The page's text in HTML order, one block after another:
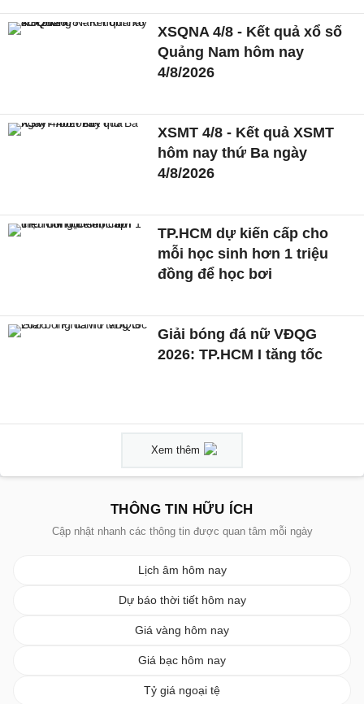
XSQNA 4/8 - Kết quả xổ số
Quảng Nam hôm nay
4/8/2026
XSMT 4/8 - Kết quả XSMT
hôm nay thứ Ba ngày
4/8/2026
TP.HCM dự kiến cấp cho
mỗi học sinh hơn 1 triệu
đồng để học bơi
Giải bóng đá nữ VĐQG
2026: TP.HCM I tăng tốc
Xem thêm
THÔNG TIN HỮU ÍCH
Cập nhật nhanh các thông tin được quan tâm mỗi ngày
Lịch âm hôm nay
Dự báo thời tiết hôm nay
Giá vàng hôm nay
Giá bạc hôm nay
Tỷ giá ngoại tệ